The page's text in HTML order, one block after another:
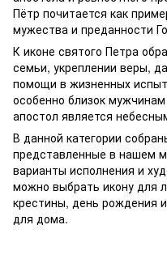
Пётр почитается как
мужества и преданности
К иконе святого Петра
семьи, укреплении веры,
помощи в жизненных
особенно близок мужчинам
апостол является
В данной категории
представленные в нашем
варианты исполнения и
можно выбрать икону для
крестины, день рождения
для дома.